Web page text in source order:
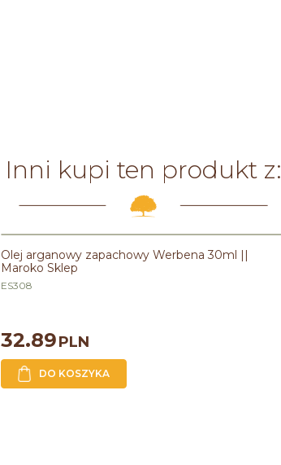
Inni kupi ten produkt z:
Olej arganowy zapachowy Werbena 30ml ||
Maroko Sklep
ES308
32.89PLN
DO KOSZYKA